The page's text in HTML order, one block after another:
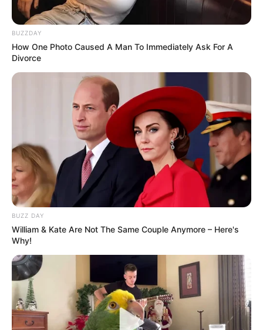
BUZZDAY
How One Photo Caused A Man To Immediately Ask For A
Divorce
BUZZ DAY
William & Kate Are Not The Same Couple Anymore – Here's
Why!